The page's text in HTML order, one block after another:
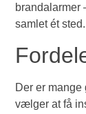
brandalarmer
samlet ét sted.
Der er
vælger at få